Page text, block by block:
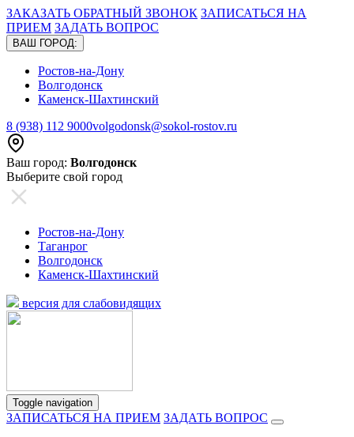
ЗАКАЗАТЬ ОБРАТНЫЙ ЗВОНОК ЗАПИСАТЬСЯ НА
ПРИЕМ ЗАДАТЬ ВОПРОС
ВАШ ГОРОД:
Ростов-на-Дону
Волгодонск
Каменск-Шахтинский
8 (938) 112 9000volgodonsk@sokol-rostov.ru
Ваш город: Волгодонск
Выберите свой город
Ростов-на-Дону
Таганрог
Волгодонск
Каменск-Шахтинский
версия для слабовидящих
Toggle navigation
ЗАПИСАТЬСЯ НА ПРИЕМ ЗАДАТЬ ВОПРОС